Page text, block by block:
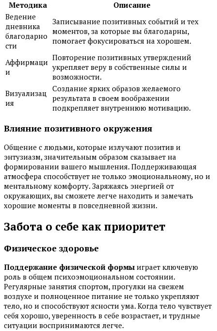
Методика
Описание
Ведение
дневника
благодарно
сти
Записывание позитивных событий и тех
моментов, за которые вы благодарны,
помогает фокусироваться на хорошем.
Аффирмаци
и
Повторение позитивных утверждений
укрепляет веру в собственные силы и
возможности.
Визуализац
ия
Создание ярких образов желаемого
результата в своем воображении
подкрепляет внутреннюю мотивацию.
Влияние позитивного окружения
Общение с людьми, которые излучают позитив и
энтузиазм, значительным образом сказывает на
формировании вашего мышления. Поддерживающая
атмосфера способствует не только эмоциональному, но и
ментальному комфорту. Заряжаясь энергией от
окружающих, вы сможете легче находить и замечать
хорошие моменты в повседневной жизни.
Забота о себе как приоритет
Физическое здоровье
Поддержание физической формы играет ключевую
роль в общем психоэмоциональном состоянии.
Регулярные занятия спортом, прогулки на свежем
воздухе и полноценное питание не только укрепляют
тело, но и способствуют ясности ума. Когда тело чувствует
себя хорошо, уверенность в себе возрастает, и трудные
ситуации воспринимаются легче.